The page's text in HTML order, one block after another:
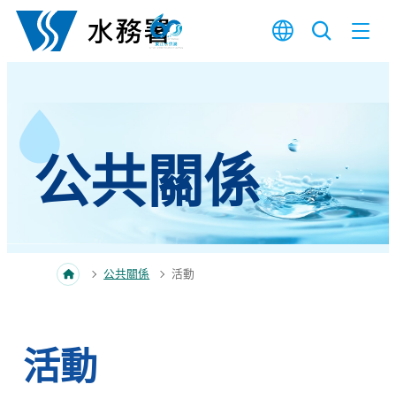
跳至內容
公共關係
公共關係 活動
活動